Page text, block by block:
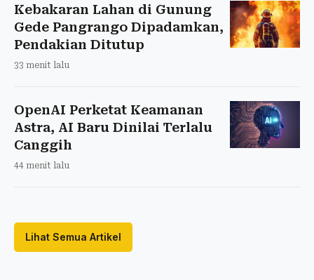
Kebakaran Lahan di Gunung
Gede Pangrango Dipadamkan,
Pendakian Ditutup
33 menit lalu
OpenAI Perketat Keamanan
Astra, AI Baru Dinilai Terlalu
Canggih
44 menit lalu
Lihat Semua Artikel